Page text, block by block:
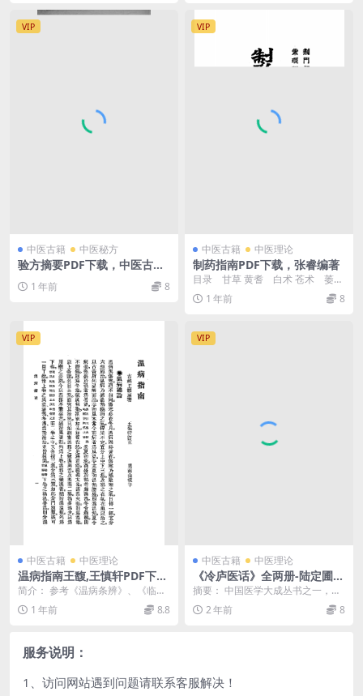
VIP
中医古籍 中医秘方
验方摘要PDF下载，中医古籍
1 年前 8
VIP
中医古籍 中医理论
制药指南PDF下载，张睿编著
目录 甘草 黄耆 白术 苍术 萎蕤
芍药 丹皮 肉苁蓉 ...
1 年前 8
VIP
中医古籍 中医理论
温病指南王馥,王慎轩PDF下
载,王氏医学丛书
简介： 参考《温病条辨》、《临症
指南》、《医效秘传》、《温热赘
言》等书，讲述风温...
1 年前 8.8
VIP
中医古籍 中医理论
《冷庐医话》全两册-陆定圃
著-大东书局-民国二十六年一
月[1937.1]-冷庐医话下载
摘要： 中国医学大成丛书之一，内
分5卷。卷1论医范、医鉴、慎疾、
保生、慎药、求医...
2 年前 8
服务说明：
1、访问网站遇到问题请联系客服解决！